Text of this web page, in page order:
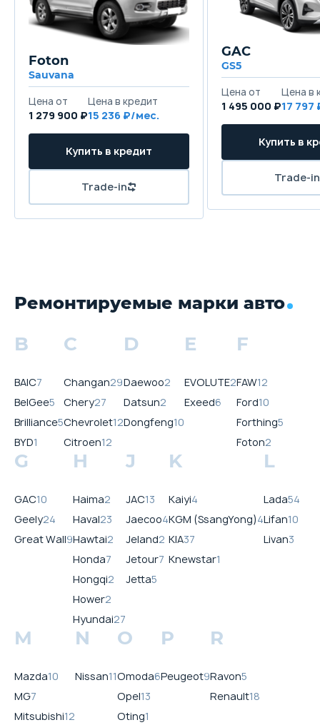
Foton
Sauvana
1 279 900 ₽15 236
GAC
GS5
1 495 000 ₽17 797
Ремонтируемые марки авто
B
BAIC7
BelGee5
Brilliance5
BYD1
C
Changan29
Chery27
Chevrolet12
Citroen12
D
Daewoo2
Datsun2
Dongfeng10
E
EVOLUTE2
Exeed6
F
FAW12
Ford10
Forthing5
Foton2
G
GAC10
Geely24
Great Wall9
H
Haima2
Haval23
Hawtai2
Honda7
Hongqi2
Hower2
Hyundai27
J
JAC13
Jaecoo4
Jeland2
Jetour7
Jetta5
K
Kaiyi4
KGM (SsangYong)4
KIA37
Knewstar1
L
Lada54
Lifan10
Livan3
M
Mazda10
MG7
Mitsubishi12
N
Nissan11
O
Omoda6
Opel13
Oting1
P
Peugeot9
R
Ravon5
Renault18